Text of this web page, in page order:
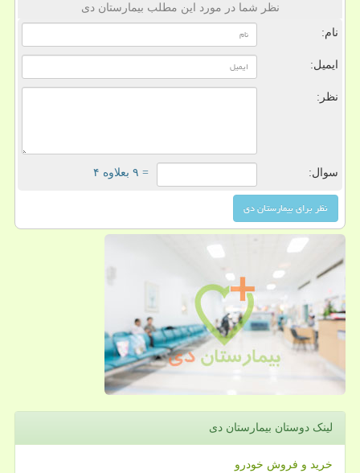
نظر شما در مورد این مطلب بیمارستان دی
نام:
ایمیل:
نظر:
سوال: = ۹ بعلاوه ۴
لینک دوستان بیمارستان دی
خرید و فروش خودرو